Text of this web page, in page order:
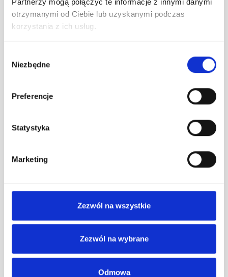
Partnerzy mogą połączyć te informacje z innymi danymi
otrzymanymi od Ciebie lub uzyskanymi podczas
korzystania z ich usług.
zgody
Niezbędne
Preferencje
Statystyka
Marketing
Zezwól na wszystkie
Zezwól na wybrane
Odmowa
Partner IK.PL
Akcja zainicjowana przez Instal-Konsorcjum –
ogólnopolską sieć hurtowni instalacyjnych. Wdrożenie
poszczególnych konsorcjantów.